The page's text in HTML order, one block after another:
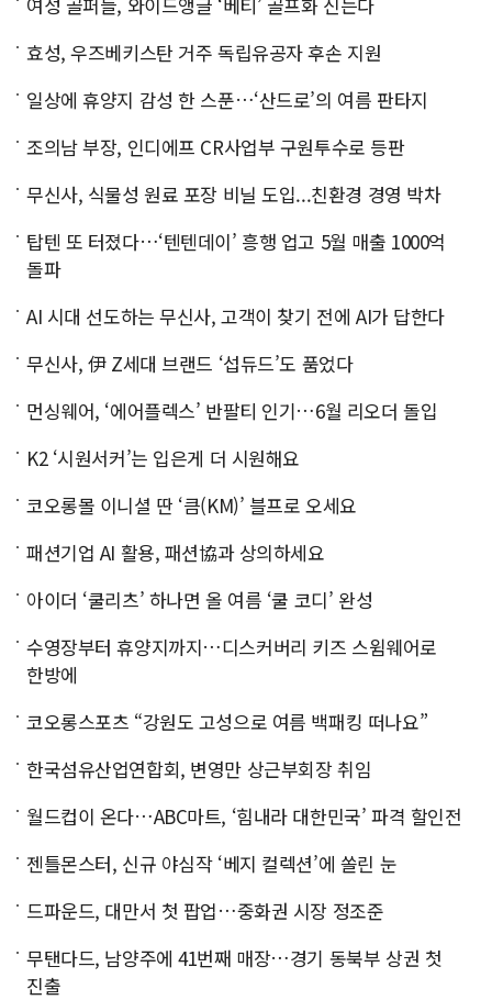
효성, 우즈베키스탄 거주 독립유공자 후손 지원
일상에 휴양지 감성 한 스푼…‘산드로’의 여름 판타지
조의남 부장, 인디에프 CR사업부 구원투수로 등판
무신사, 식물성 원료 포장 비닐 도입...친환경 경영 박차
탑텐 또 터졌다…‘텐텐데이’ 흥행 업고 5월 매출 1000억
돌파
AI 시대 선도하는 무신사, 고객이 찾기 전에 AI가 답한다
무신사, 伊 Z세대 브랜드 ‘섭듀드’도 품었다
먼싱웨어, ‘에어플렉스’ 반팔티 인기…6월 리오더 돌입
K2 ‘시원서커’는 입은게 더 시원해요
코오롱몰 이니셜 딴 ‘큼(KM)’ 블프로 오세요
패션기업 AI 활용, 패션協과 상의하세요
아이더 ‘쿨리츠’ 하나면 올 여름 ‘쿨 코디’ 완성
수영장부터 휴양지까지…디스커버리 키즈 스윔웨어로
한방에
코오롱스포츠 “강원도 고성으로 여름 백패킹 떠나요”
한국섬유산업연합회, 변영만 상근부회장 취임
월드컵이 온다…ABC마트, ‘힘내라 대한민국’ 파격 할인전
젠틀몬스터, 신규 야심작 ‘베지 컬렉션’에 쏠린 눈
드파운드, 대만서 첫 팝업…중화권 시장 정조준
무탠다드, 남양주에 41번째 매장…경기 동북부 상권 첫
진출